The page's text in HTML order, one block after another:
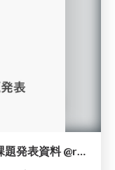
オンラインスクール DelightU EX 課題発表資料 @rokuzeudon